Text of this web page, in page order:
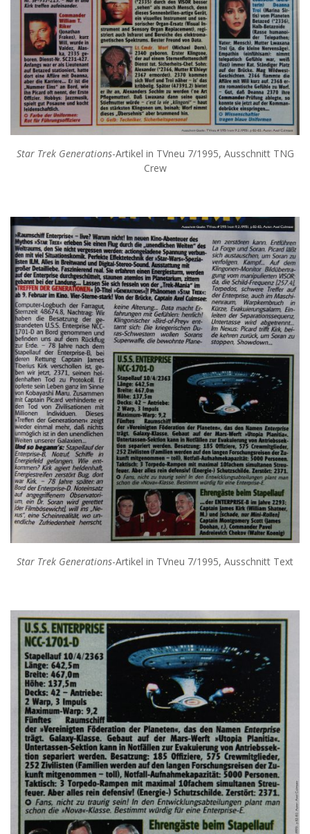
Star Trek Generations-Artikel in TVneu 7/1995, Ausschnitt TNG
Crew
Star Trek Generations-Artikel in TVneu 7/1995, Ausschnitt Text